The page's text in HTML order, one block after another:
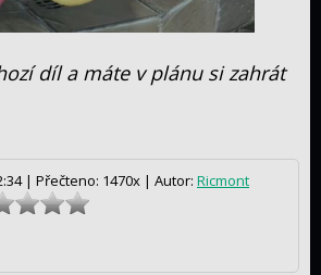
díl a máte v plánu si zahrát
| Přečteno: 1470x | Autor: Ricmont